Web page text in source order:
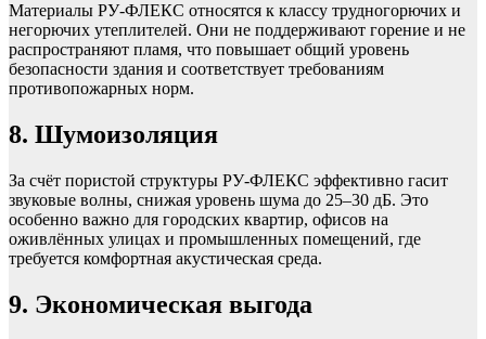
Материалы РУ‑ФЛЕКС относятся к классу трудногорючих и
негорючих утеплителей. Они не поддерживают горение и не
распространяют пламя, что повышает общий уровень
безопасности здания и соответствует требованиям
противопожарных норм.
8. Шумоизоляция
За счёт пористой структуры РУ‑ФЛЕКС эффективно гасит
звуковые волны, снижая уровень шума до 25–30 дБ. Это
особенно важно для городских квартир, офисов на
оживлённых улицах и промышленных помещений, где
требуется комфортная акустическая среда.
9. Экономическая выгода